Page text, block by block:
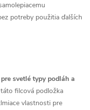
potreby použitia ďalších
svetlé typy podláh a
filcová podložka
vlastnosti pre